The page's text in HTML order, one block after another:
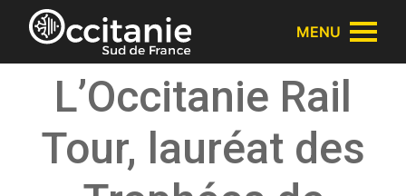
Panneau de gestion des cookies
MENU
L’Occitanie Rail
Tour, lauréat des